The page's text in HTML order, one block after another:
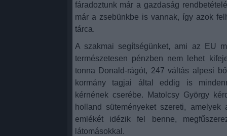
fáradoztunk már a gazdaság
már a zsebünkbe is vannak, így azok
tárca.
A szakmai segítségünket, ami az EU
természetesen pénzben nem lehet
tonna Donald-rágót, 247 váltás alpesi
kormány tagjai által eddig is
kérnének cserébe. Matolcsy György
holland süteményeket szereti,
emlékét idézik fel benne,
látomásokkal.